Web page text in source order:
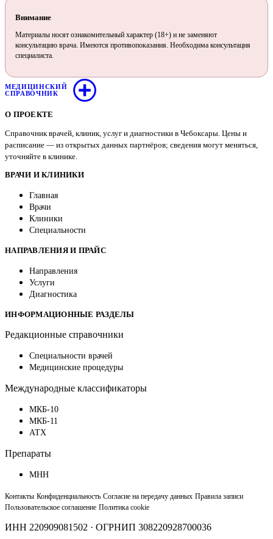
Внимание
Материалы носят ознакомительный характер (18+) и не заменяют
консультацию врача. Имеются противопоказания. Необходима консультация
специалиста.
МЕДИЦИНСКИЙ
СПРАВОЧНИК
О ПРОЕКТЕ
Справочник врачей, клиник, услуг и диагностики в Чебоксары. Цены и
расписание — из открытых данных партнёров; сведения могут меняться,
уточняйте в клинике.
ВРАЧИ И КЛИНИКИ
Главная
Врачи
Клиники
Специальности
НАПРАВЛЕНИЯ И ПРАЙС
Направления
Услуги
Диагностика
ИНФОРМАЦИОННЫЕ РАЗДЕЛЫ
Редакционные справочники
Специальности врачей
Медицинские процедуры
Международные классификаторы
МКБ-10
МКБ-11
АТХ
Препараты
МНН
Контакты Конфиденциальность Согласие на передачу данных Правила записи
Пользовательское соглашение Политика cookie
ИНН 220909081502 · ОГРНИП 308220928700036